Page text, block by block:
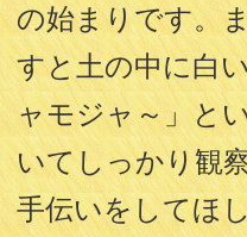
の始まりです。
すと土の中に白
ャモジャ～」と
いてしっかり観
手伝いをしてほ